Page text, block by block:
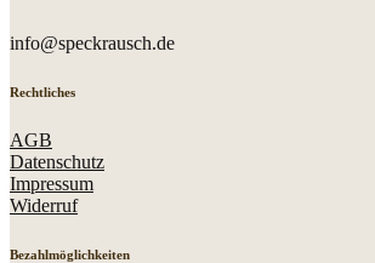
info@speckrausch.de
Rechtliches
AGB
Datenschutz
Impressum
Widerruf
Bezahlmöglichkeiten